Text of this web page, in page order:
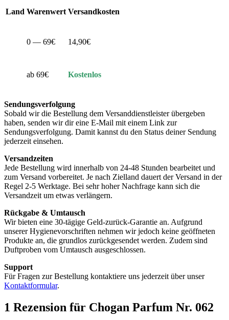
Land Warenwert Versandkosten
0 — 69€ 14,90€
ab 69€ Kostenlos
Sendungsverfolgung
Sobald wir die Bestellung dem Versanddienstleister übergeben
haben, senden wir dir eine E-Mail mit einem Link zur
Sendungsverfolgung. Damit kannst du den Status deiner Sendung
jederzeit einsehen.
Versandzeiten
Jede Bestellung wird innerhalb von 24-48 Stunden bearbeitet und
zum Versand vorbereitet. Je nach Zielland dauert der Versand in der
Regel 2-5 Werktage. Bei sehr hoher Nachfrage kann sich die
Versandzeit um etwas verlängern.
Rückgabe & Umtausch
Wir bieten eine 30-tägige Geld-zurück-Garantie an. Aufgrund
unserer Hygienevorschriften nehmen wir jedoch keine geöffneten
Produkte an, die grundlos zurückgesendet werden. Zudem sind
Duftproben vom Umtausch ausgeschlossen.
Support
Für Fragen zur Bestellung kontaktiere uns jederzeit über unser
Kontaktformular.
1 Rezension für Chogan Parfum Nr. 062